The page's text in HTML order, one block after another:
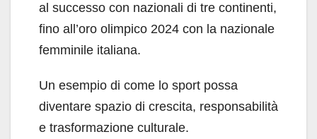
al successo con nazionali di tre continenti,
fino all’oro olimpico 2024 con la nazionale
femminile italiana.
Un esempio di come lo sport possa
diventare spazio di crescita, responsabilità
e trasformazione culturale.